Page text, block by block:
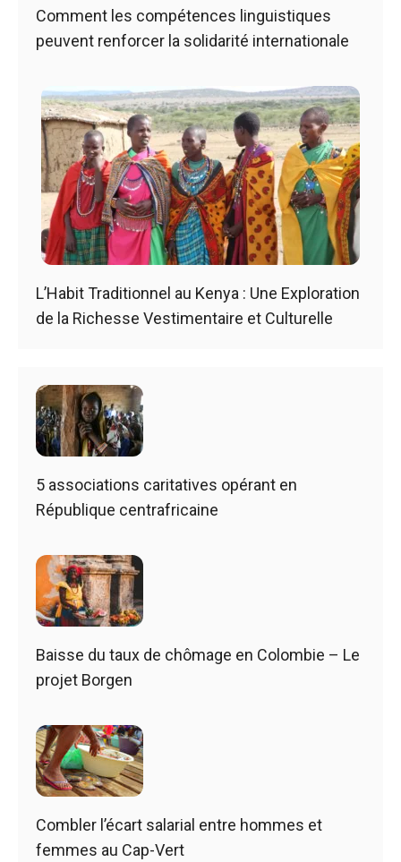
Comment les compétences linguistiques
peuvent renforcer la solidarité internationale
L’Habit Traditionnel au Kenya : Une Exploration
de la Richesse Vestimentaire et Culturelle
5 associations caritatives opérant en
République centrafricaine
Baisse du taux de chômage en Colombie – Le
projet Borgen
Combler l’écart salarial entre hommes et
femmes au Cap-Vert